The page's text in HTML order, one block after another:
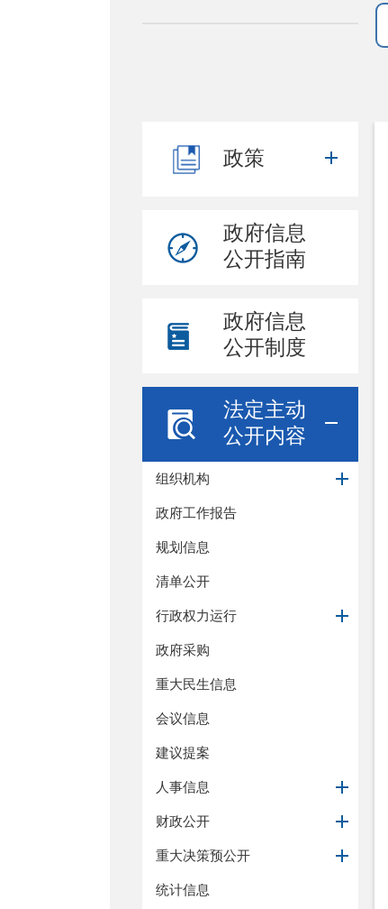
政策
政府信息
公开指南
政府信息
公开制度
法定主动
公开内容
组织机构
政府工作报告
规划信息
清单公开
行政权力运行
政府采购
重大民生信息
会议信息
建议提案
人事信息
财政公开
重大决策预公开
统计信息